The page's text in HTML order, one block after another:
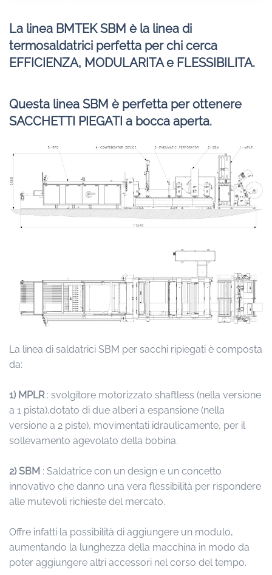
La linea BMTEK SBM è la linea di
termosaldatrici perfetta per chi cerca
EFFICIENZA, MODULARITA e FLESSIBILITA.
Questa linea SBM è perfetta per ottenere
SACCHETTI PIEGATI a bocca aperta.
La linea di saldatrici SBM per sacchi ripiegati è composta
da:
1) MPLR: svolgitore motorizzato shaftless (nella versione
a 1 pista),dotato di due alberi a espansione (nella
versione a 2 piste), movimentati idraulicamente, per il
sollevamento agevolato della bobina.
2)SBM : Saldatrice con un design e un concetto
innovativo che danno una vera flessibilità per rispondere
alle mutevoli richieste del mercato.
Offre infatti la possibilità di aggiungere un modulo,
aumentando la lunghezza della macchina in modo da
poter aggiungere altri accessori nel corso del tempo.